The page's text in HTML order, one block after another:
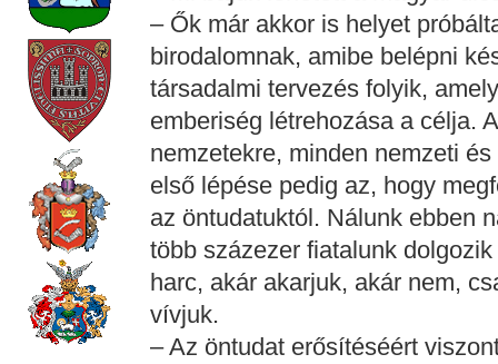
– Ők már akkor is helyet
birodalomnak, amibe belépni
társadalmi tervezés folyik,
emberiség létrehozása a célja.
nemzetekre, minden nemzeti
első lépése pedig az, hogy
az öntudatuktól. Nálunk ebben
több százezer fiatalunk
harc, akár akarjuk, akár nem,
vívjuk.
– Az öntudat erősítéséért